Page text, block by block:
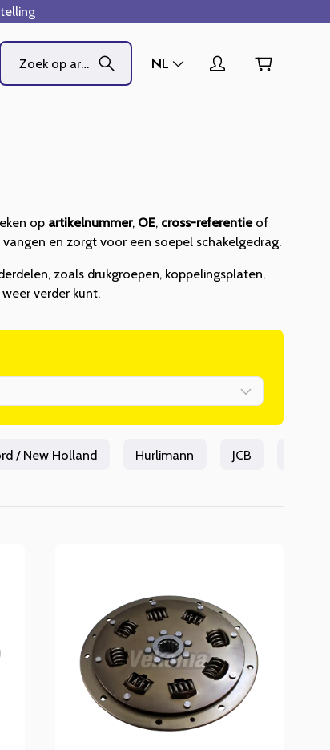
NL
op artikelnummer, OE, cross-referentieof
en zorgt voor een soepel schakelgedrag.
zoals drukgroepen, koppelingsplaten,
verder kunt.
/ New Holland Hurlimann JCB